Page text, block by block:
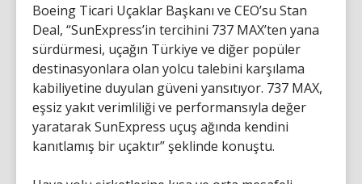
Boeing Ticari Uçaklar Başkanı ve CEO’su Stan
Deal, “SunExpress’in tercihini 737 MAX’ten yana
sürdürmesi, uçağın Türkiye ve diğer popüler
destinasyonlara olan yolcu talebini karşılama
kabiliyetine duyulan güveni yansıtıyor. 737 MAX,
eşsiz yakıt verimliliği ve performansıyla değer
yaratarak SunExpress uçuş ağında kendini
kanıtlamış bir uçaktır” şeklinde konuştu.